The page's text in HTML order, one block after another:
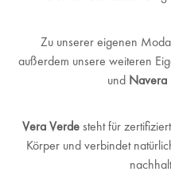
Zu unserer eigenen
außerdem unsere weiteren
und Navera
Vera Verdesteht für
Körper und verbindet